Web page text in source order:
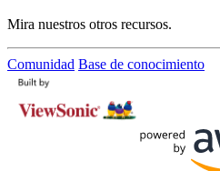
Mira nuestros otros recursos.
Comunidad Base de conocimiento